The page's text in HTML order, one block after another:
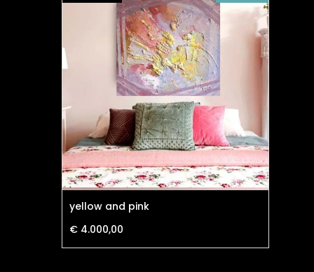
yellow and pink
€ 4.000,00